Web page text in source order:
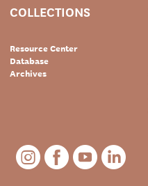
COLLECTIONS
Resource Center
Database
Archives